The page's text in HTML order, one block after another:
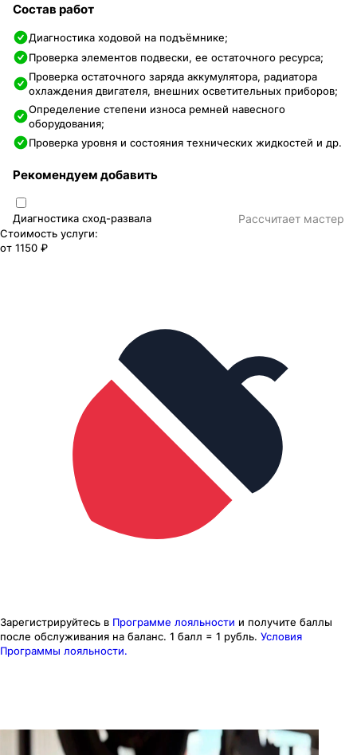
Состав работ
Диагностика ходовой на подъёмнике;
Проверка элементов подвески, ее остаточного ресурса;
Проверка остаточного заряда аккумулятора, радиатора
охлаждения двигателя, внешних осветительных приборов;
Определение степени износа ремней навесного
оборудования;
Проверка уровня и состояния технических жидкостей и др.
Рекомендуем добавить
Диагностика сход-развала Раcсчитает мастер
Стоимость услуги:
от 1150 ₽
Зарегистрируйтесь в Программе лояльности и получите баллы
после обслуживания на баланс. 1 балл = 1 рубль. Условия
Программы лояльности.